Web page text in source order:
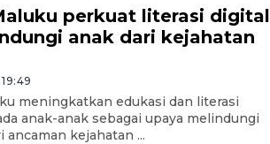
perkuat literasi digital
anak dari kejahatan
meningkatkan edukasi dan literasi
anak-anak sebagai upaya melindungi
ancaman kejahatan ...